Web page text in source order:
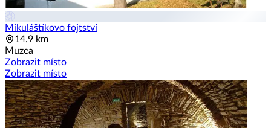
Mikuláštíkovo fojtství
14.9 km
Muzea
Zobrazit místo
Zobrazit místo